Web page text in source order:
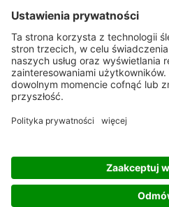
dopuszczone do obrotu przez
administracji państwowej. Środki
zachowaniem szczególnej
należy zapoznać się z etykietą
zwracając szczególną uwagę na
oraz zwroty wskazujące rodzaj
bezpieczne
Polityka
Copyright©